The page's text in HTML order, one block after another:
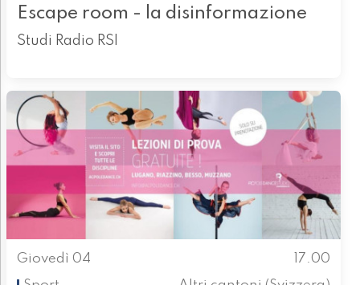
Escape room - la disinformazione
Studi Radio RSI
Giovedì 04
17.00